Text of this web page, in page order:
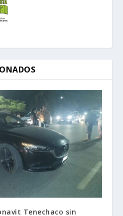
Tenechaco sin